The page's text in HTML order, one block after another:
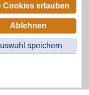
Cookies erlauben
Ablehnen
speichern